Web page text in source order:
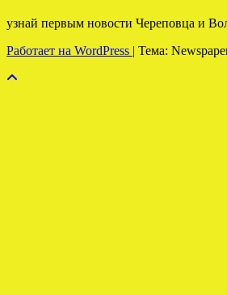
узнай первым новости Череповца и
Работает на WordPress | Тема: